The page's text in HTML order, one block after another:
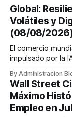
mantuvo al ...
Global:
Volátiles y
(08/08/2026)
El comercio
impulsado por la
disrupciones
comercio, que
y el mercado...
By Administracion
Wall Street
Máximo
Empleo en